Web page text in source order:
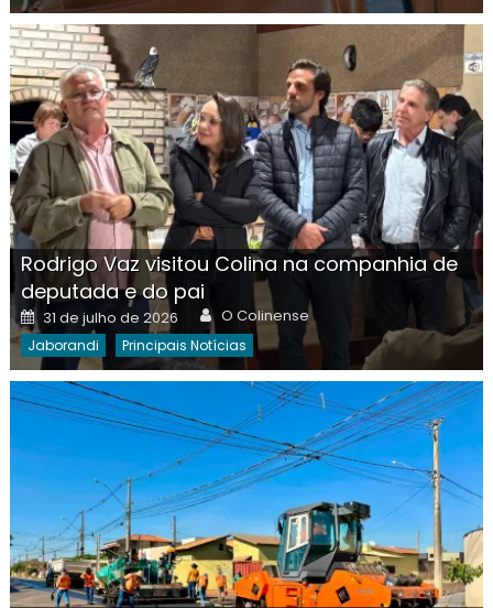
Rodrigo Vaz visitou Colina na companhia de
deputada e do pai
Posted
on
31 de julho de 2026 Author
O Colinense
Jaborandi Principais Notícias